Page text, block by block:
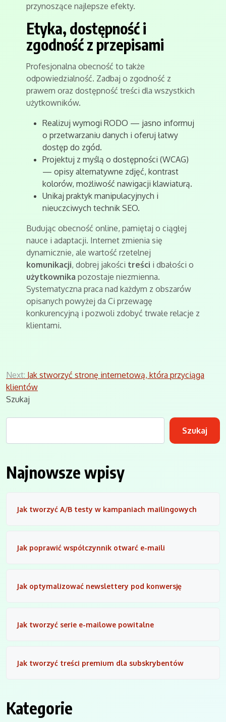
przynoszące najlepsze efekty.
Etyka, dostępność i
zgodność z przepisami
Profesjonalna obecność to także
odpowiedzialność. Zadbaj o zgodność z
prawem oraz dostępność treści dla wszystkich
użytkowników.
Realizuj wymogi RODO — jasno informuj
o przetwarzaniu danych i oferuj łatwy
dostęp do zgód.
Projektuj z myślą o dostępności (WCAG)
— opisy alternatywne zdjęć, kontrast
kolorów, możliwość nawigacji klawiaturą.
Unikaj praktyk manipulacyjnych i
nieuczciwych technik SEO.
Budując obecność online, pamiętaj o ciągłej
nauce i adaptacji. Internet zmienia się
dynamicznie, ale wartość rzetelnej
komunikacji, dobrej jakości treści i dbałości o
użytkownika pozostaje niezmienna.
Systematyczna praca nad każdym z obszarów
opisanych powyżej da Ci przewagę
konkurencyjną i pozwoli zdobyć trwałe relacje z
klientami.
Nawigacja
wpisu
Next: Jak stworzyć stronę internetową, która przyciąga
klientów
Szukaj
Szukaj
Najnowsze wpisy
Jak tworzyć A/B testy w kampaniach mailingowych
Jak poprawić współczynnik otwarć e-maili
Jak optymalizować newslettery pod konwersję
Jak tworzyć serie e-mailowe powitalne
Jak tworzyć treści premium dla subskrybentów
Kategorie